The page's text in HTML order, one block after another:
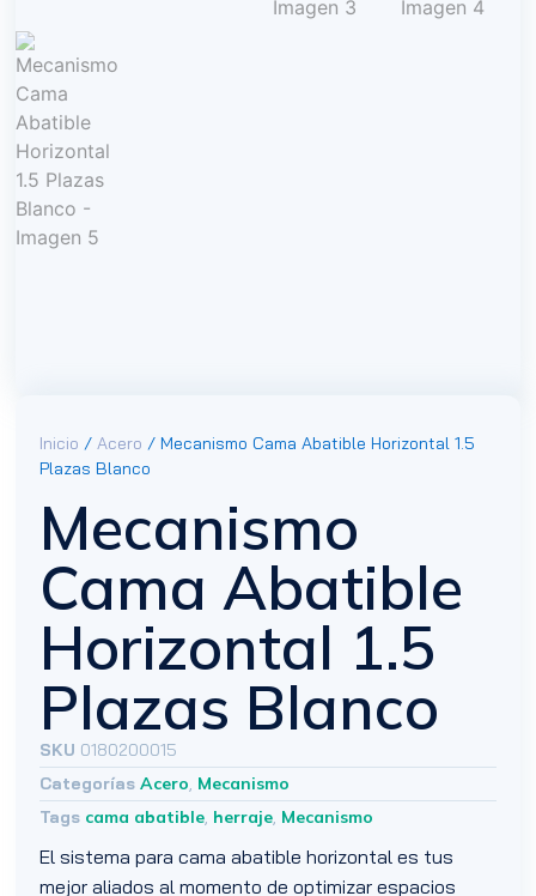
Inicio /Acero / Mecanismo Cama Abatible Horizontal 1.5
Plazas Blanco
Mecanismo
Cama Abatible
Horizontal 1.5
Plazas Blanco
SKU 0180200015
Categorías Acero, Mecanismo
Tags cama abatible, herraje, Mecanismo
El sistema para cama abatible horizontal es tus
mejor aliados al momento de optimizar espacios